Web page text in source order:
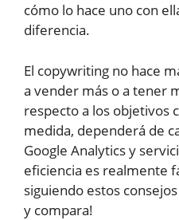
cómo lo hace uno con
diferencia.
El copywriting no hace
a vender más o a tener
respecto a los objetivos
medida, dependerá de
Google Analytics y
eficiencia es realmente
siguiendo estos
y compara!